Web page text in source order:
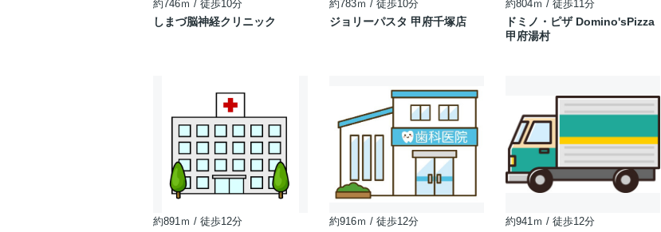
約746ｍ / 徒歩10分
しまづ脳神経クリニック
約783ｍ / 徒歩10分
ジョリーパスタ 甲府千塚店
約804ｍ / 徒歩11分
ドミノ・ピザ Domino'sPizza
甲府湯村
約891ｍ / 徒歩12分 約916ｍ / 徒歩12分 約941ｍ / 徒歩12分